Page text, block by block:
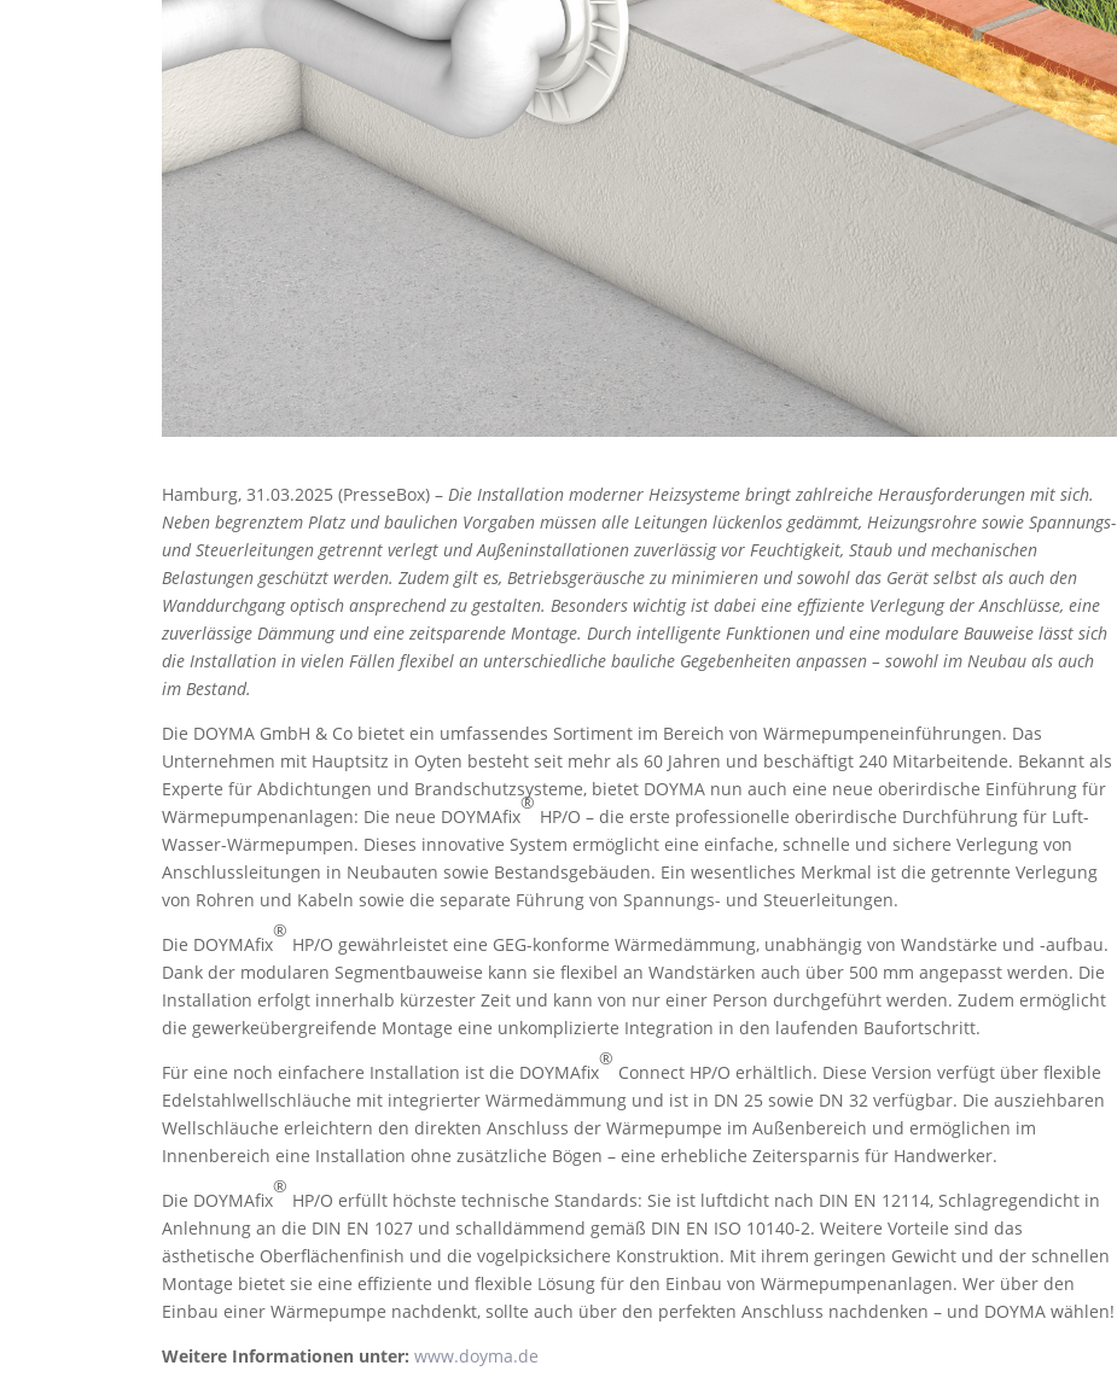
Hamburg, 31.03.2025 (PresseBox) – Die Installation moderner Heizsysteme bringt zahlreiche Herausforderungen mit sich.
Neben begrenztem Platz und baulichen Vorgaben müssen alle Leitungen lückenlos gedämmt, Heizungsrohre sowie Spannungs-
und Steuerleitungen getrennt verlegt und Außeninstallationen zuverlässig vor Feuchtigkeit, Staub und mechanischen
Belastungen geschützt werden. Zudem gilt es, Betriebsgeräusche zu minimieren und sowohl das Gerät selbst als auch den
Wanddurchgang optisch ansprechend zu gestalten. Besonders wichtig ist dabei eine effiziente Verlegung der Anschlüsse, eine
zuverlässige Dämmung und eine zeitsparende Montage. Durch intelligente Funktionen und eine modulare Bauweise lässt sich
die Installation in vielen Fällen flexibel an unterschiedliche bauliche Gegebenheiten anpassen – sowohl im Neubau als auch
im Bestand.
Die DOYMA GmbH & Co bietet ein umfassendes Sortiment im Bereich von Wärmepumpeneinführungen. Das
Unternehmen mit Hauptsitz in Oyten besteht seit mehr als 60 Jahren und beschäftigt 240 Mitarbeitende. Bekannt als
Experte für Abdichtungen und Brandschutzsysteme, bietet DOYMA nun auch eine neue oberirdische Einführung für
Wärmepumpenanlagen: Die neue DOYMAfix
®
HP/O – die erste professionelle oberirdische Durchführung für Luft-
Wasser-Wärmepumpen. Dieses innovative System ermöglicht eine einfache, schnelle und sichere Verlegung von
Anschlussleitungen in Neubauten sowie Bestandsgebäuden. Ein wesentliches Merkmal ist die getrennte Verlegung
von Rohren und Kabeln sowie die separate Führung von Spannungs- und Steuerleitungen.
Die DOYMAfix
®
HP/O gewährleistet eine GEG-konforme Wärmedämmung, unabhängig von Wandstärke und -aufbau.
Dank der modularen Segmentbauweise kann sie flexibel an Wandstärken auch über 500 mm angepasst werden. Die
Installation erfolgt innerhalb kürzester Zeit und kann von nur einer Person durchgeführt werden. Zudem ermöglicht
die gewerkeübergreifende Montage eine unkomplizierte Integration in den laufenden Baufortschritt.
Für eine noch einfachere Installation ist die DOYMAfix
®
Connect HP/O erhältlich. Diese Version verfügt über flexible
Edelstahlwellschläuche mit integrierter Wärmedämmung und ist in DN 25 sowie DN 32 verfügbar. Die ausziehbaren
Wellschläuche erleichtern den direkten Anschluss der Wärmepumpe im Außenbereich und ermöglichen im
Innenbereich eine Installation ohne zusätzliche Bögen – eine erhebliche Zeitersparnis für Handwerker.
Die DOYMAfix
®
HP/O erfüllt höchste technische Standards: Sie ist luftdicht nach DIN EN 12114, Schlagregendicht in
Anlehnung an die DIN EN 1027 und schalldämmend gemäß DIN EN ISO 10140-2. Weitere Vorteile sind das
ästhetische Oberflächenfinish und die vogelpicksichere Konstruktion. Mit ihrem geringen Gewicht und der schnellen
Montage bietet sie eine effiziente und flexible Lösung für den Einbau von Wärmepumpenanlagen. Wer über den
Einbau einer Wärmepumpe nachdenkt, sollte auch über den perfekten Anschluss nachdenken – und DOYMA wählen!
Weitere Informationen unter: www.doyma.de